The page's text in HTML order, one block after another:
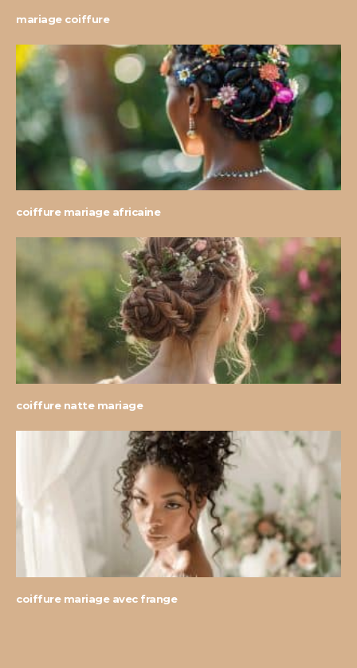
mariage coiffure
coiffure mariage africaine
coiffure natte mariage
coiffure mariage avec frange